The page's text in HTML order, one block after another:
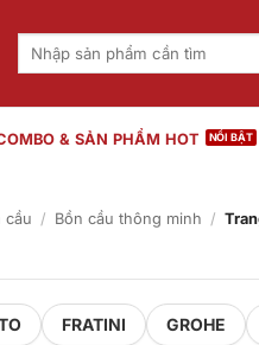
Tìm
& SẢN PHẨM HOT
cầu / Bồn cầu thông minh /
FRATINI GROHE